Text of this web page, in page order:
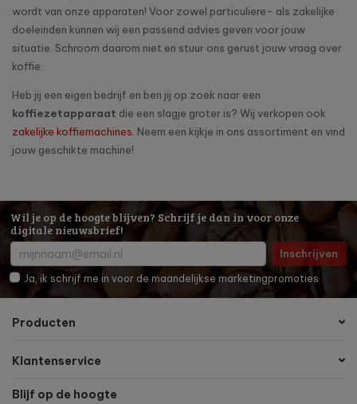
wordt van onze apparaten! Voor zowel particuliere- als zakelijke
doeleinden kunnen wij een passend advies geven voor jouw
situatie. Schroom daarom niet en stuur ons gerust jouw vraag over
koffie.
Heb jij een eigen bedrijf en ben jij op zoek naar een
koffiezetapparaat die een slagje groter is? Wij verkopen ook
zakelijke koffiemachines . Neem een kijkje in ons assortiment en vind
jouw geschikte machine!
Wil je op de hoogte blijven? Schrijf je dan in voor onze
digitale nieuwsbrief!
Inschrijven
Ja, ik schrijf me in voor de maandelijkse marketingpromoties
Producten
Klantenservice
Blijf op de hoogte